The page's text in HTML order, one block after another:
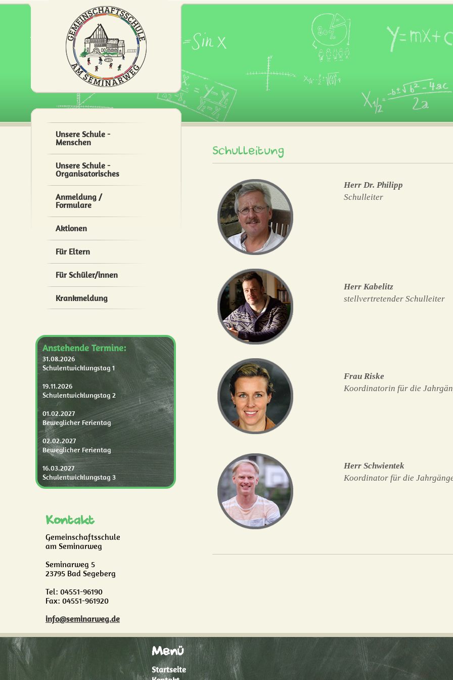
Unsere Schule -
Menschen
Unsere Schule -
Organisatorisches
Anmeldung /
Formulare
Aktionen
Für Eltern
Für Schüler/innen
Krankmeldung
Anstehende Termine:
31.08.2026
Schulentwicklungstag 1
19.11.2026
Schulentwicklungstag 2
01.02.2027
Beweglicher Ferientag
02.02.2027
Beweglicher Ferientag
16.03.2027
Schulentwicklungstag 3
Kontakt
Gemeinschaftsschule
am Seminarweg
Seminarweg 5
23795 Bad Segeberg
Tel: 04551-96190
Fax: 04551-961920
info@seminarweg.de
Schulleitung
Herr Dr. Philipp
Schulleiter
Herr Kabelitz
stellvertretender Schulleiter
Frau Riske
Koordinatorin für die
Herr Schwientek
Koordinator für die
Menü
Startseite